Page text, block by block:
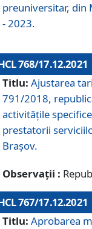
preuniversitar, din
- 2023.
768/17.12.2021
Titlu: Ajustarea
791/2018,
activităţile
prestatorii
Braşov.
Observații :
767/17.12.2021
Titlu: Aprobarea